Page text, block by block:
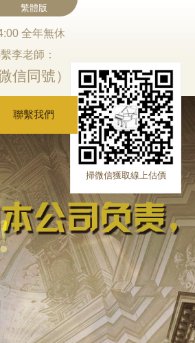
繁體版
全年無休
李老師：
信同號）
聯繫我們
掃微信獲取線上估價